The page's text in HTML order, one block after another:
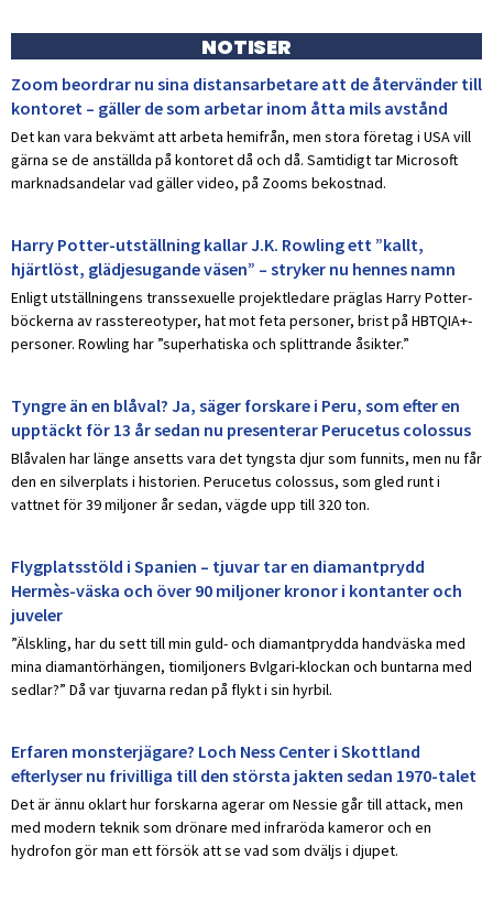
NOTISER
Zoom beordrar nu sina distansarbetare att de återvänder till
kontoret – gäller de som arbetar inom åtta mils avstånd
Det kan vara bekvämt att arbeta hemifrån, men stora företag i USA vill
gärna se de anställda på kontoret då och då. Samtidigt tar Microsoft
marknadsandelar vad gäller video, på Zooms bekostnad.
Harry Potter-utställning kallar J.K. Rowling ett ”kallt,
hjärtlöst, glädjesugande väsen” – stryker nu hennes namn
Enligt utställningens transsexuelle projektledare präglas Harry Potter-
böckerna av rasstereotyper, hat mot feta personer, brist på HBTQIA+-
personer. Rowling har ”superhatiska och splittrande åsikter.”
Tyngre än en blåval? Ja, säger forskare i Peru, som efter en
upptäckt för 13 år sedan nu presenterar Perucetus colossus
Blåvalen har länge ansetts vara det tyngsta djur som funnits, men nu får
den en silverplats i historien. Perucetus colossus, som gled runt i
vattnet för 39 miljoner år sedan, vägde upp till 320 ton.
Flygplatsstöld i Spanien – tjuvar tar en diamantprydd
Hermès-väska och över 90 miljoner kronor i kontanter och
juveler
”Älskling, har du sett till min guld- och diamantprydda handväska med
mina diamantörhängen, tiomiljoners Bvlgari-klockan och buntarna med
sedlar?” Då var tjuvarna redan på flykt i sin hyrbil.
Erfaren monsterjägare? Loch Ness Center i Skottland
efterlyser nu frivilliga till den största jakten sedan 1970-talet
Det är ännu oklart hur forskarna agerar om Nessie går till attack, men
med modern teknik som drönare med infraröda kameror och en
hydrofon gör man ett försök att se vad som dväljs i djupet.